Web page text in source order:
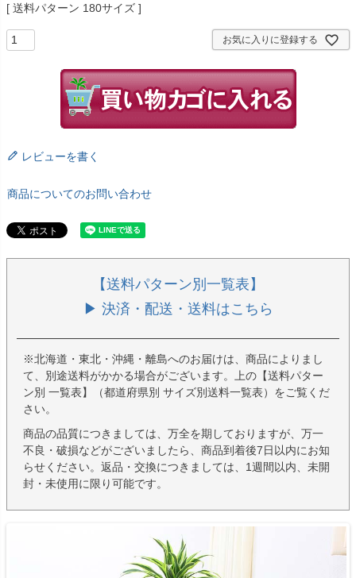
送料パターン 180サイズ
お気に入りに登録する
レビューを書く
商品についてのお問い合わせ
【送料パターン別一覧表】
▶ 決済・配送・送料はこちら
※北海道・東北・沖縄・離島へのお届けは、商品によりまし
て、別途送料がかかる場合がございます。上の【送料パター
ン別 一覧表】（都道府県別 サイズ別送料一覧表）をご覧くだ
さい。
商品の品質につきましては、万全を期しておりますが、万一
不良・破損などがございましたら、商品到着後7日以内にお知
らせください。返品・交換につきましては、1週間以内、未開
封・未使用に限り可能です。